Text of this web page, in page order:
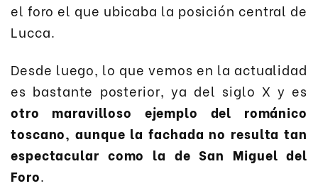
el foro el que ubicaba la posición central de
Lucca.
Desde luego, lo que vemos en la actualidad
es bastante posterior, ya del siglo X y es
otro maravilloso ejemplo del románico
toscano, aunque la fachada no resulta tan
espectacular como la de San Miguel del
Foro.